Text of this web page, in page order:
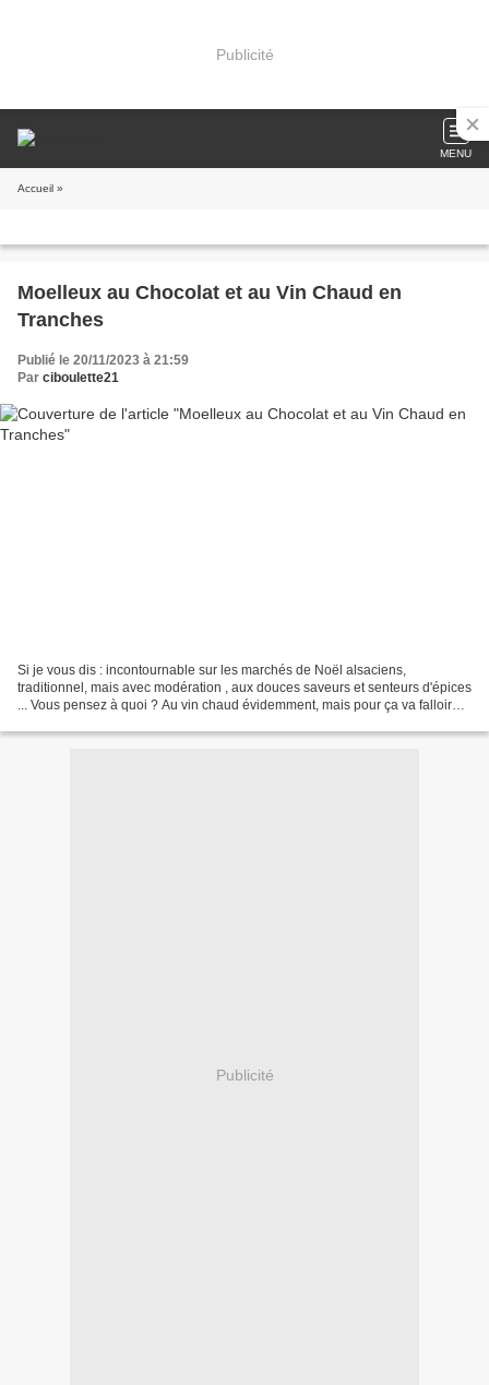
Publicité
MENU
Accueil »
Moelleux au Chocolat et au Vin Chaud en
Tranches
Publié le 20/11/2023 à 21:59
Par ciboulette21
Si je vous dis : incontournable sur les marchés de Noël alsaciens,
traditionnel, mais avec modération , aux douces saveurs et senteurs d'épices
... Vous pensez à quoi ? Au vin chaud évidemment, mais pour ça va falloir
Publicité